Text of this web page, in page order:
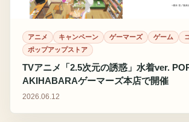
アニメ キャンペーン ゲーマーズ ゲーム
ポップアップストア
TVアニメ「2.5次元の誘惑」水着ver.
AKIHABARAゲーマーズ本店で開催
2026.06.12